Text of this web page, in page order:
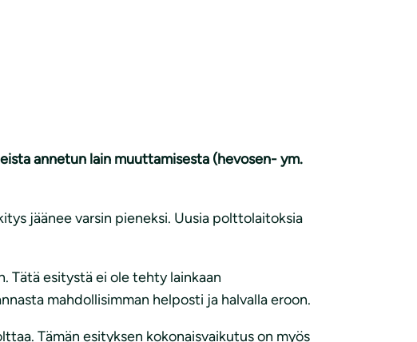
annetun lain muuttamisesta (hevosen- ym.
jäänee varsin pieneksi. Uusia polttolaitoksia
Tätä esitystä ei ole tehty lainkaan
mahdollisimman helposti ja halvalla eroon.
Tämän esityksen kokonaisvaikutus on myös